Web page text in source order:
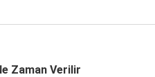
Zaman Verilir